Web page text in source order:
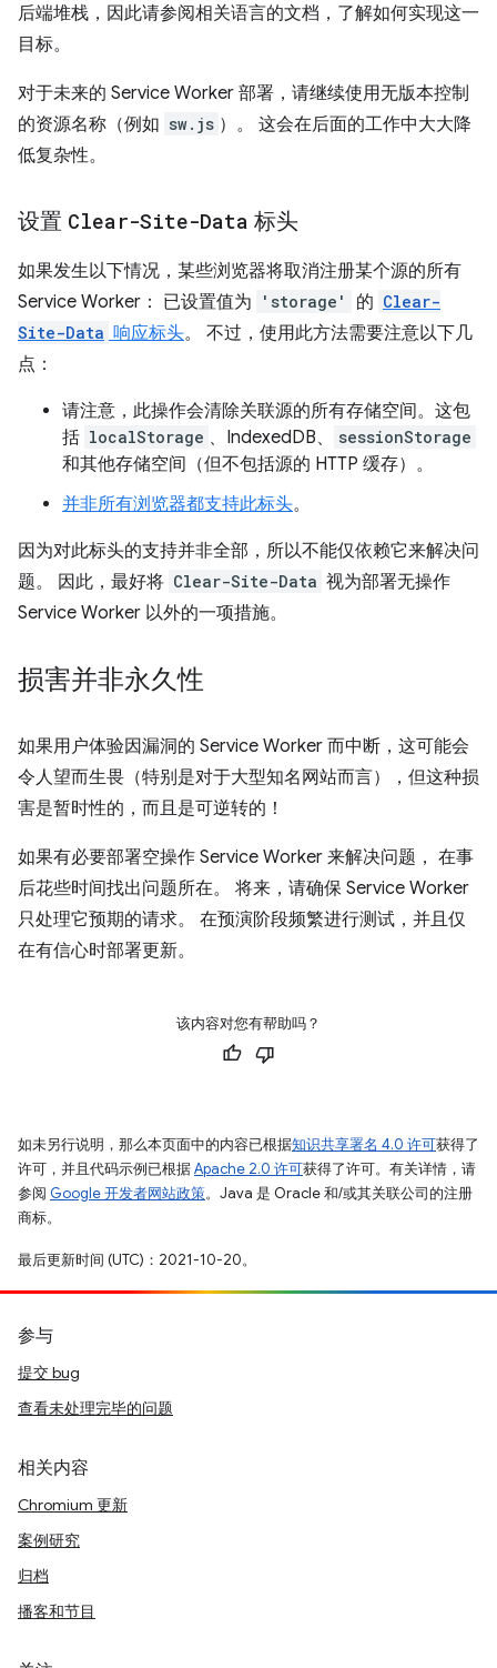
后端堆栈，因此请参阅相关语言的文档，了解如何实现这一
目标。
对于未来的 Service Worker 部署，请继续使用无版本控制
的资源名称（例如 sw.js ）。 这会在后面的工作中大大降
低复杂性。
设置 Clear-Site-Data 标头
如果发生以下情况，某些浏览器将取消注册某个源的所有
Service Worker： 已设置值为
'storage' 的 Clear-
Site-Data 响应标头。 不过，使用此方法需要注意以下几
点：
请注意，此操作会清除关联源的所有存储空间。 这包
括 localStorage 、IndexedDB、 sessionStorage
和其他存储空间（但不包括源的 HTTP 缓存）。
并非所有浏览器都支持此标头。
因为对此标头的支持并非全部，所以不能仅依赖它来解决问
题。 因此，最好将 Clear-Site-Data 视为部署无操作
Service Worker 以外的一项措施。
损害并非永久性
如果用户体验因漏洞的 Service Worker 而中断，这可能会
令人望而生畏（特别是对于大型知名网站而言），但这种损
害是暂时性的，而且是可逆转的！
如果有必要部署空操作 Service Worker 来解决问题， 在事
后花些时间找出问题所在。 将来，请确保 Service Worker
只处理它预期的请求。 在预演阶段频繁进行测试，并且仅
在有信心时部署更新。
该内容对您有帮助吗？
如未另行说明，那么本页面中的内容已根据知识共享署名 4.0 许可获得了
许可，并且代码示例已根据Apache 2.0 许可获得了许可。有关详情，请
参阅 Google 开发者网站政策。Java 是 Oracle 和/或其关联公司的注册
商标。
最后更新时间 (UTC)：2021-10-20。
参与
提交 bug
查看未处理完毕的问题
相关内容
Chromium 更新
案例研究
归档
播客和节目